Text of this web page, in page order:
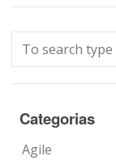
Categorias
Agile